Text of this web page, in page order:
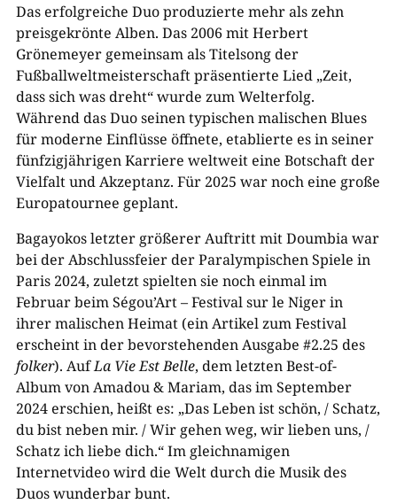
Das erfolgreiche Duo produzierte mehr als zehn
preisgekrönte Alben. Das 2006 mit Herbert
Grönemeyer gemeinsam als Titelsong der
Fußballweltmeisterschaft präsentierte Lied „Zeit,
dass sich was dreht“ wurde zum Welterfolg.
Während das Duo seinen typischen malischen Blues
für moderne Einflüsse öffnete, etablierte es in seiner
fünfzigjährigen Karriere weltweit eine Botschaft der
Vielfalt und Akzeptanz. Für 2025 war noch eine große
Europatournee geplant.
Bagayokos letzter größerer Auftritt mit Doumbia war
bei der Abschlussfeier der Paralympischen Spiele in
Paris 2024, zuletzt spielten sie noch einmal im
Februar beim Ségou’Art – Festival sur le Niger in
ihrer malischen Heimat (ein Artikel zum Festival
erscheint in der bevorstehenden Ausgabe #2.25 des
folker). AufLa Vie Est Belle, dem letzten Best-of-
Album von Amadou & Mariam, das im September
2024 erschien, heißt es: „Das Leben ist schön, / Schatz,
du bist neben mir. / Wir gehen weg, wir lieben uns, /
Schatz ich liebe dich.“ Im gleichnamigen
Internetvideo wird die Welt durch die Musik des
Duos wunderbar bunt.